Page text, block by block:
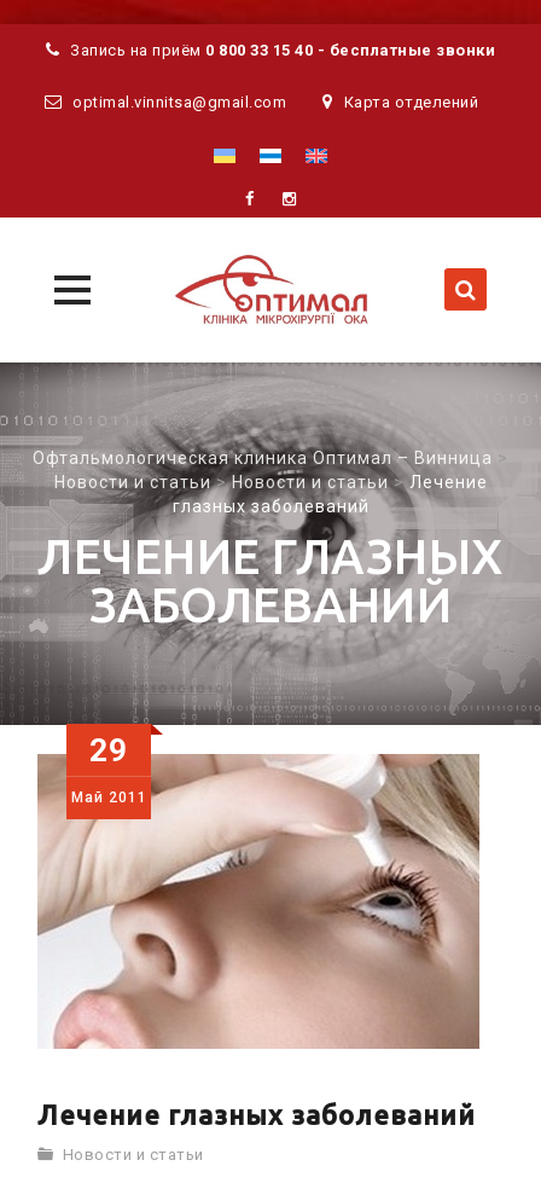
Запись на приём 0 800 33 15 40 - бесплатные звонки
optimal.vinnitsa@gmail.com Карта отделений
Skip
content
Офтальмологическая клиника Оптимал – Винница >
Новости и статьи>Новости и статьи> Лечение
глазных заболеваний
ЛЕЧЕНИЕ ГЛАЗНЫХ
ЗАБОЛЕВАНИЙ
29
Май 2011
Лечение глазных заболеваний
Новости и статьи